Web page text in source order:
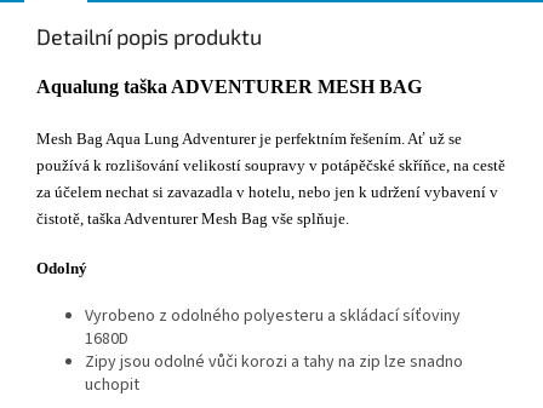
Detailní popis produktu
Aqualung taška ADVENTURER MESH BAG
Mesh Bag Aqua Lung Adventurer je perfektním řešením. Ať už se
používá k rozlišování velikostí soupravy v potápěčské skříňce, na cestě
za účelem nechat si zavazadla v hotelu, nebo jen k udržení vybavení v
čistotě, taška Adventurer Mesh Bag vše splňuje.
Odolný
Vyrobeno z odolného polyesteru a skládací síťoviny
1680D
Zipy jsou odolné vůči korozi a tahy na zip lze snadno
uchopit